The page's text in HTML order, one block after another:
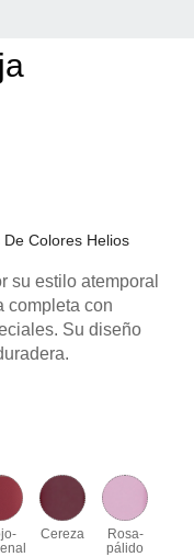
Colores Helios
su estilo atemporal
completa con
Su diseño
Cereza
Rosa-
pálido